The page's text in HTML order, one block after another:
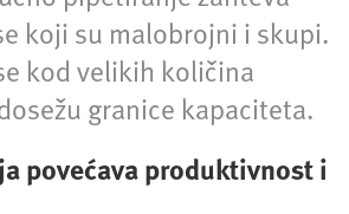
koji su malobrojni i skupi.
kod velikih količina
granice kapaciteta.
povećava produktivnost i